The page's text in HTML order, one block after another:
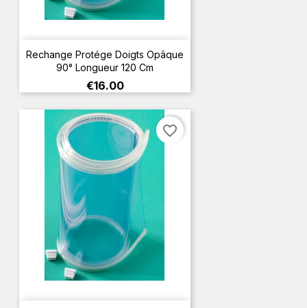
Rechange Protége Doigts Opâque
90° Longueur 120 Cm
Price
€16.00
favorite_border